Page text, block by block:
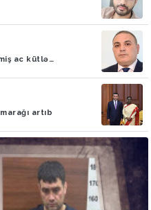
ac kütlə…
artıb